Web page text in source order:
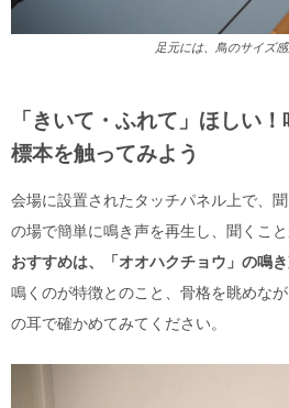
足元には、鳥のサイズ
「きいて・ふれて」ほしい！
標本を触ってみよう
会場に設置されたタッチパネル上で、
の場で簡単に鳴き声を再生し、聞くこ
おすすめは、「オオハクチョウ」の鳴
鳴くのが特徴とのこと、骨格を眺めな
の耳で確かめてみてください。